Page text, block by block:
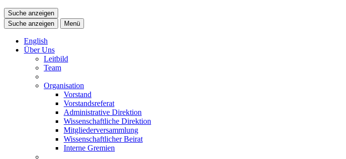
Suche anzeigen
Suche anzeigen
Menü
English
Über Uns
Leitbild
Team
Organisation
Vorstand
Vorstandsreferat
Administrative Direktion
Wissenschaftliche Direktion
Mitgliederversammlung
Wissenschaftlicher Beirat
Interne Gremien